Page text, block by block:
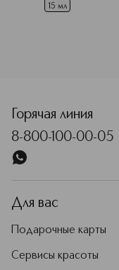
15 мл
Горячая линия
8-800-100-00-05
Для вас
Подарочные карты
Сервисы красоты